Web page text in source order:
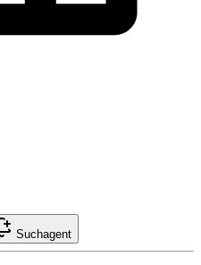
Suchagent